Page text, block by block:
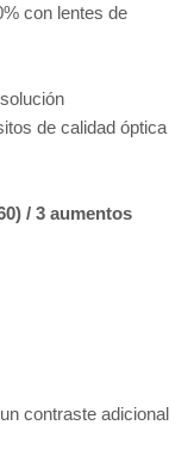
con lentes de
de calidad óptica
/ 3 aumentos
contraste adicional